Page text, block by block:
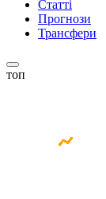
Статті
Прогнози
Трансфери
топ